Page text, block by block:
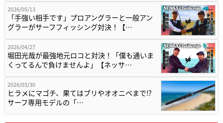
2026/05/13
「手強い相手です」プロアングラーと一般アン
グラーがサーフフィッシング対決！【…
2026/04/27
堀田光哉が最強地元ロコと対決！「僕も通いま
くってるんで負けませんよ」【ネッサ…
2026/03/30
ヒラメにマゴチ、果てはブリやオオニベまで⁉
サーフ専用モデルの「…